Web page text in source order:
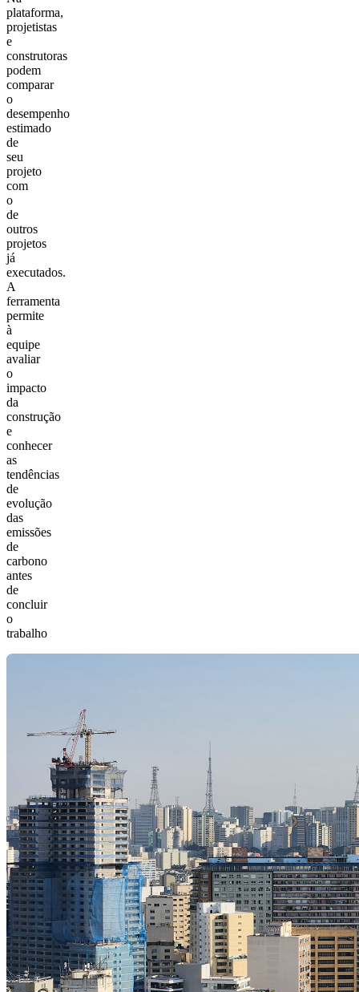
plataforma,
projetistas
e
construtoras
podem
comparar
o
desempenho
estimado
de
seu
projeto
com
o
de
outros
projetos
já
executados.
A
ferramenta
permite
à
equipe
avaliar
o
impacto
da
construção
e
conhecer
as
tendências
de
evolução
das
emissões
de
carbono
antes
de
concluir
o
trabalho